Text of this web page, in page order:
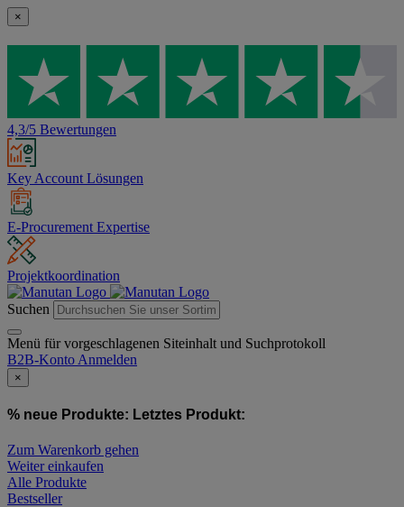
×
4,3/5 Bewertungen
Key Account Lösungen
E-Procurement Expertise
Projektkoordination
Suchen
Menü für vorgeschlagenen Siteinhalt und Suchprotokoll
B2B-Konto Anmelden
×
% neue Produkte: Letztes Produkt:
Zum Warenkorb gehen
Weiter einkaufen
Alle Produkte
Bestseller